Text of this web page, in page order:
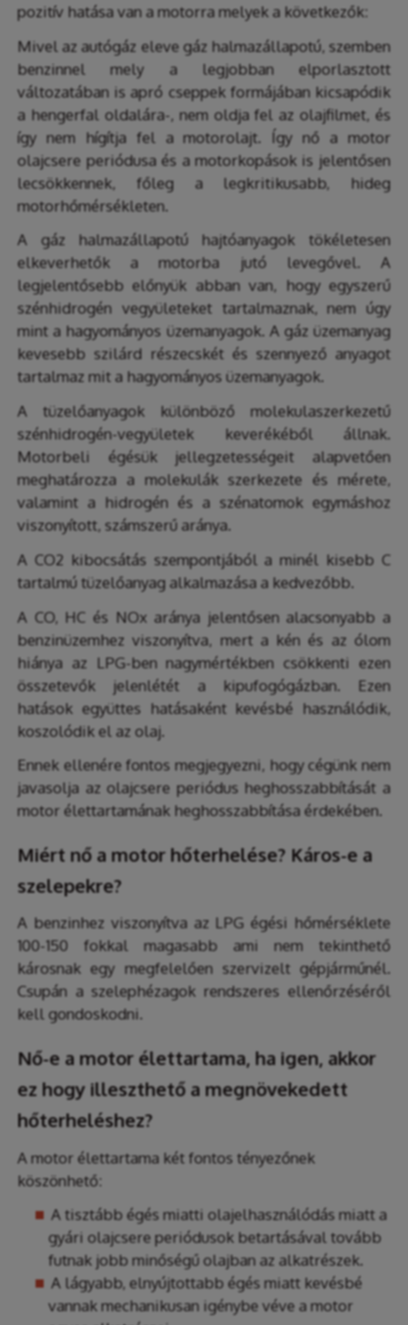
pozitív hatása van a motorra melyek a következők:
Mivel az autógáz eleve gáz halmazállapotú, szemben
benzinnel mely a legjobban elporlasztott
változatában is apró cseppek formájában kicsapódik
a hengerfal oldalára-, nem oldja fel az olajfilmet, és
így nem hígítja fel a motorolajt. Így nő a motor
olajcsere periódusa és a motorkopások is jelentősen
lecsökkennek, főleg a legkritikusabb, hideg
motorhőmérsékleten.
A gáz halmazállapotú hajtóanyagok tökéletesen
elkeverhetők a motorba jutó levegővel. A
legjelentősebb előnyük abban van, hogy egyszerű
szénhidrogén vegyületeket tartalmaznak, nem úgy
mint a hagyományos üzemanyagok. A gáz üzemanyag
kevesebb szilárd részecskét és szennyező anyagot
tartalmaz mit a hagyományos üzemanyagok.
A tüzelőanyagok különböző molekulaszerkezetű
szénhidrogén-vegyületek keverékéből állnak.
Motorbeli égésük jellegzetességeit alapvetően
meghatározza a molekulák szerkezete és mérete,
valamint a hidrogén és a szénatomok egymáshoz
viszonyított, számszerű aránya.
A CO2 kibocsátás szempontjából a minél kisebb C
tartalmú tüzelőanyag alkalmazása a kedvezőbb.
A CO, HC és NOx aránya jelentősen alacsonyabb a
benzinüzemhez viszonyítva, mert a kén és az ólom
hiánya az LPG-ben nagymértékben csökkenti ezen
összetevők jelenlétét a kipufogógázban. Ezen
hatások együttes hatásaként kevésbé használódik,
koszolódik el az olaj.
Ennek ellenére fontos megjegyezni, hogy cégünk nem
javasolja az olajcsere periódus heghosszabbítását a
motor élettartamának heghosszabbítása érdekében.
Miért nő a motor hőterhelése? Káros-e a
szelepekre?
A benzinhez viszonyítva az LPG égési hőmérséklete
100-150 fokkal magasabb ami nem tekinthető
károsnak egy megfelelően szervizelt gépjárműnél.
Csupán a szelephézagok rendszeres ellenőrzéséről
kell gondoskodni.
Nő-e a motor élettartama, ha igen, akkor
ez hogy illeszthető a megnövekedett
hőterheléshez?
A motor élettartama két fontos tényezőnek
köszönhető:
A tisztább égés miatti olajelhasználódás miatt a
gyári olajcsere periódusok betartásával tovább
futnak jobb minőségű olajban az alkatrészek.
A lágyabb, elnyújtottabb égés miatt kevésbé
vannak mechanikusan igénybe véve a motor